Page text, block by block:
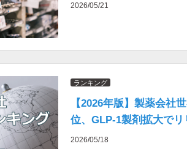
2026/05/21
ランキング
【2026年版】製薬会社
位、GLP-1製剤拡大で
2026/05/18